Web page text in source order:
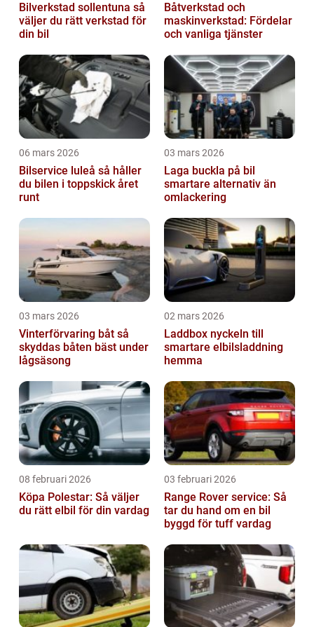
Bilverkstad sollentuna så
väljer du rätt verkstad för
din bil
Båtverkstad och
maskinverkstad: Fördelar
och vanliga tjänster
06 mars 2026
Bilservice luleå så håller
du bilen i toppskick året
runt
03 mars 2026
Laga buckla på bil
smartare alternativ än
omlackering
03 mars 2026
Vinterförvaring båt så
skyddas båten bäst under
lågsäsong
02 mars 2026
Laddbox nyckeln till
smartare elbilsladdning
hemma
08 februari 2026
Köpa Polestar: Så väljer
du rätt elbil för din vardag
03 februari 2026
Range Rover service: Så
tar du hand om en bil
byggd för tuff vardag